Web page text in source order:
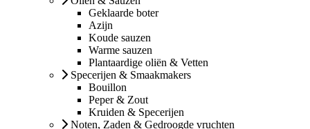
Geklaarde boter
Azijn
Koude sauzen
Warme sauzen
Plantaardige oliën & Vetten
Specerijen & Smaakmakers
Bouillon
Peper & Zout
Kruiden & Specerijen
Noten, Zaden & Gedroogde vruchten